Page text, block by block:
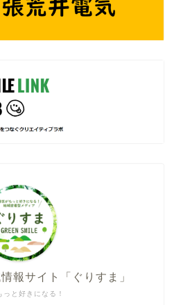
っと好きになる！
報サイト「ぐりすま」